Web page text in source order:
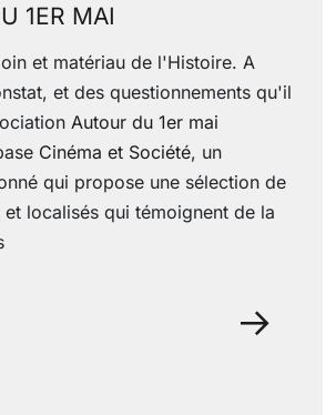
1ER MAI
et matériau de l'Histoire. A
et des questionnements qu'il
Autour du 1er mai
Cinéma et Société, un
qui propose une sélection de
localisés qui témoignent de la